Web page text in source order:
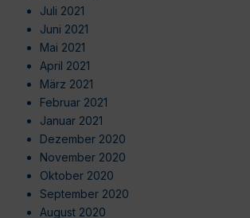
Juli 2021
Juni 2021
Mai 2021
April 2021
März 2021
Februar 2021
Januar 2021
Dezember 2020
November 2020
Oktober 2020
September 2020
August 2020